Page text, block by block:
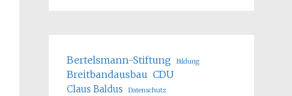
Bertelsmann-Stiftung Bildung
Breitbandausbau CDU
Claus Baldus Datenschutz